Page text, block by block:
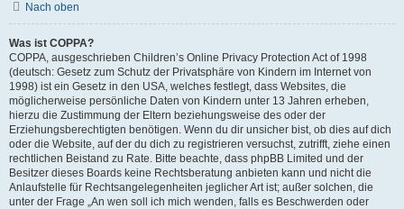
Nach oben
Was ist COPPA?
COPPA, ausgeschrieben Children’s Online Privacy Protection Act of 1998
(deutsch: Gesetz zum Schutz der Privatsphäre von Kindern im Internet von
1998) ist ein Gesetz in den USA, welches festlegt, dass Websites, die
möglicherweise persönliche Daten von Kindern unter 13 Jahren erheben,
hierzu die Zustimmung der Eltern beziehungsweise des oder der
Erziehungsberechtigten benötigen. Wenn du dir unsicher bist, ob dies auf dich
oder die Website, auf der du dich zu registrieren versuchst, zutrifft, ziehe einen
rechtlichen Beistand zu Rate. Bitte beachte, dass phpBB Limited und der
Besitzer dieses Boards keine Rechtsberatung anbieten kann und nicht die
Anlaufstelle für Rechtsangelegenheiten jeglicher Art ist; außer solchen, die
unter der Frage „An wen soll ich mich wenden, falls es Beschwerden oder